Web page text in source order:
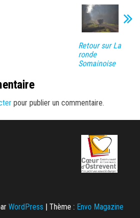
Retour sur La
ronde
Somainoise
pour publier un commentaire.
WordPress | Thème : Envo Magazine